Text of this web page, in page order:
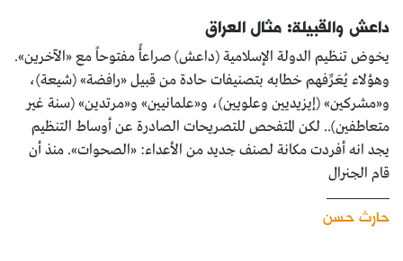
داعش والقبيلة: مثال العراق
يخوض تنظيم الدولة الإسلامية (داعش) صراعأً مفتوحاً مع «الآخرين».
وهؤلاء يُعَرِّفهم خطابه بتصنيفات حادة من قبيل «رافضة» (شيعة)،
و«مشركين» (إيزيديين وعلويين)، و«علمانيين» و«مرتدين» (سنة غير
متعاطفين).. لكن المتفحص للتصريحات الصادرة عن أوساط التنظيم
يجد انه أفردت مكانة لصنف جديد من الأعداء: «الصحوات». منذ أن
قام الجنرال
حارث حسن